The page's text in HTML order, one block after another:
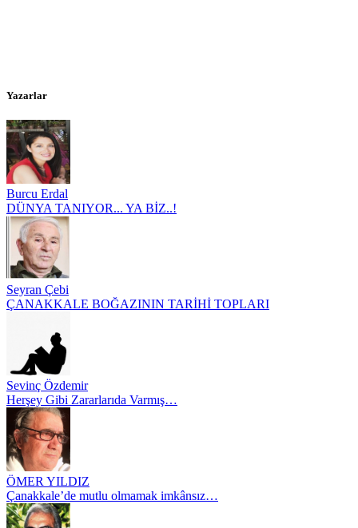
Yazarlar
Burcu Erdal
DÜNYA TANIYOR... YA BİZ..!
Seyran Çebi
ÇANAKKALE BOĞAZININ TARİHİ TOPLARI
Sevinç Özdemir
Herşey Gibi Zararlarıda Varmış…
ÖMER YILDIZ
Çanakkale’de mutlu olmamak imkânsız…